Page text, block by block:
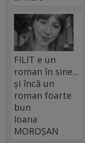
FILIT e un
roman în sine...
și încă un
roman foarte
bun
Ioana
MOROȘAN